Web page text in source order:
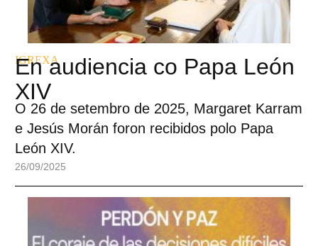
IGREXA
En audiencia co Papa León
XIV
O 26 de setembro de 2025, Margaret Karram
e Jesús Morán foron recibidos polo Papa
León XIV.
26/09/2025